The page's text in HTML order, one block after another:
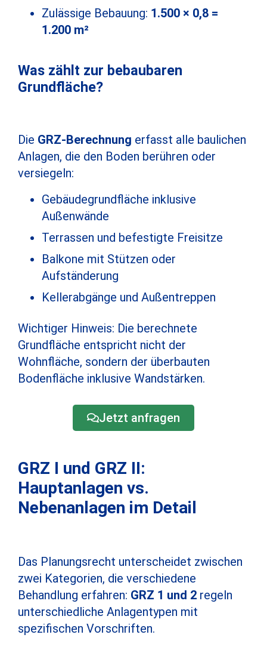
Zulässige Bebauung: 1.500 × 0,8 =
1.200 m²
Was zählt zur bebaubaren
Grundfläche?
Die GRZ-Berechnung erfasst alle baulichen
Anlagen, die den Boden berühren oder
versiegeln:
Gebäudegrundfläche inklusive
Außenwände
Terrassen und befestigte Freisitze
Balkone mit Stützen oder
Aufständerung
Kellerabgänge und Außentreppen
Wichtiger Hinweis: Die berechnete
Grundfläche entspricht nicht der
Wohnfläche, sondern der überbauten
Bodenfläche inklusive Wandstärken.
Jetzt anfragen
GRZ I und GRZ II:
Hauptanlagen vs.
Nebenanlagen im Detail
Das Planungsrecht unterscheidet zwischen
zwei Kategorien, die verschiedene
Behandlung erfahren: GRZ 1 und 2 regeln
unterschiedliche Anlagentypen mit
spezifischen Vorschriften.